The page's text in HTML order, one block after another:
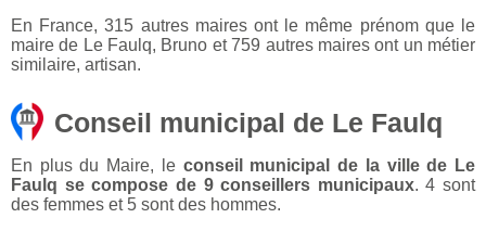
En France, 315 autres maires ont le même prénom que le
maire de Le Faulq, Bruno et 759 autres maires ont un métier
similaire, artisan.
Conseil municipal de Le Faulq
En plus du Maire, le conseil municipal de la ville de Le
Faulq se compose de 9 conseillers municipaux. 4 sont
des femmes et 5 sont des hommes.